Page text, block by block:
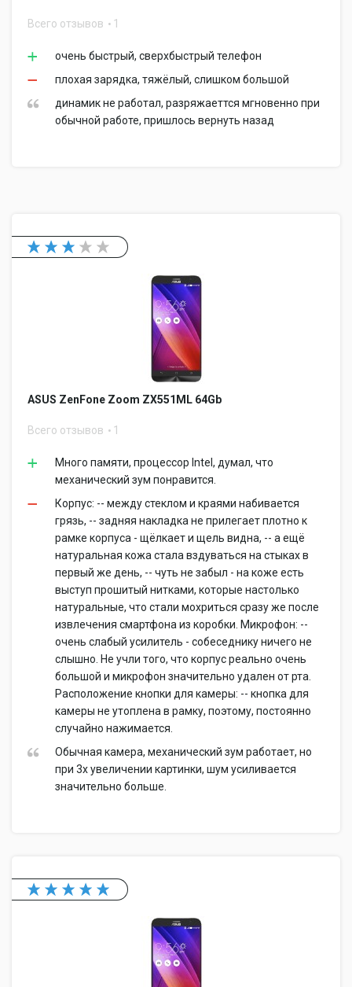
Всего отзывов 1
очень быстрый, сверхбыстрый телефон
плохая зарядка, тяжёлый, слишком большой
динамик не работал, разряжаеттся мгновенно при
обычной работе, пришлось вернуть назад
ASUS ZenFone Zoom ZX551ML 64Gb
Всего отзывов 1
Много памяти, процессор Intel, думал, что
механический зум понравится.
Корпус: -- между стеклом и краями набивается
грязь, -- задняя накладка не прилегает плотно к
рамке корпуса - щёлкает и щель видна, -- а ещё
натуральная кожа стала вздуваться на стыках в
первый же день, -- чуть не забыл - на коже есть
выступ прошитый нитками, которые настолько
натуральные, что стали мохриться сразу же после
извлечения смартфона из коробки. Микрофон: --
очень слабый усилитель - собеседнику ничего не
слышно. Не учли того, что корпус реально очень
большой и микрофон значительно удален от рта.
Расположение кнопки для камеры: -- кнопка для
камеры не утоплена в рамку, поэтому, постоянно
случайно нажимается.
Обычная камера, механический зум работает, но
при 3х увеличении картинки, шум усиливается
значительно больше.